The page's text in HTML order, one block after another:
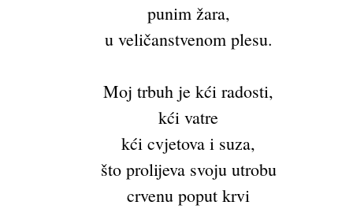
punim žara,
u veličanstvenom plesu.
Moj trbuh je kći radosti,
kći vatre
kći cvjetova i suza,
što prolijeva svoju utrobu
crvenu poput krvi